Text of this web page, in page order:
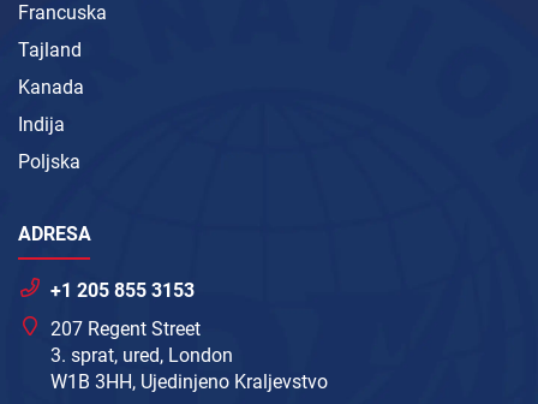
Francuska
Tajland
Kanada
Indija
Poljska
ADRESA
+1 205 855 3153
207 Regent Street
3. sprat, ured, London
W1B 3HH, Ujedinjeno Kraljevstvo